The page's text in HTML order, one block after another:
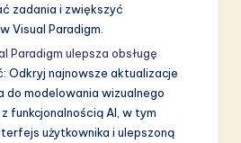
zadania i zwiększyć
Visual Paradigm.
Paradigm ulepsza obsługę
: Odkryj najnowsze aktualizacje
do modelowania wizualnego
funkcjonalnością AI, w tym
użytkownika i ulepszoną